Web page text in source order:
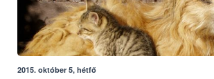
2015. október 5, hétfő